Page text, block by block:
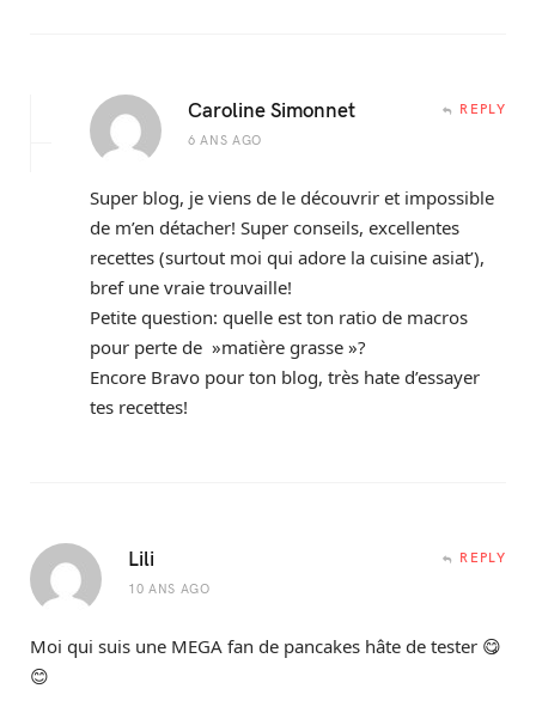
Caroline Simonnet
6 ANS AGO
REPLY
Super blog, je viens de le découvrir et impossible
de m’en détacher! Super conseils, excellentes
recettes (surtout moi qui adore la cuisine asiat’),
bref une vraie trouvaille!
Petite question: quelle est ton ratio de macros
pour perte de »matière grasse »?
Encore Bravo pour ton blog, très hate d’essayer
tes recettes!
Lili
10 ANS AGO
REPLY
Moi qui suis une MEGA fan de pancakes hâte de tester 😋
😊